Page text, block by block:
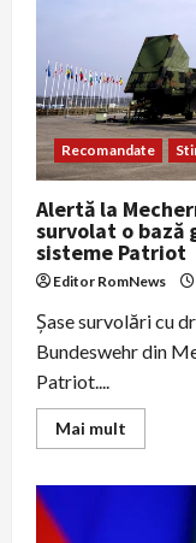
pentru
dopaj
Recomandate
Alertă la
survolat o bază
sisteme Patriot
Editor RomNews
Şase survolări cu
Bundeswehr din
Patriot....
Mai mult
more